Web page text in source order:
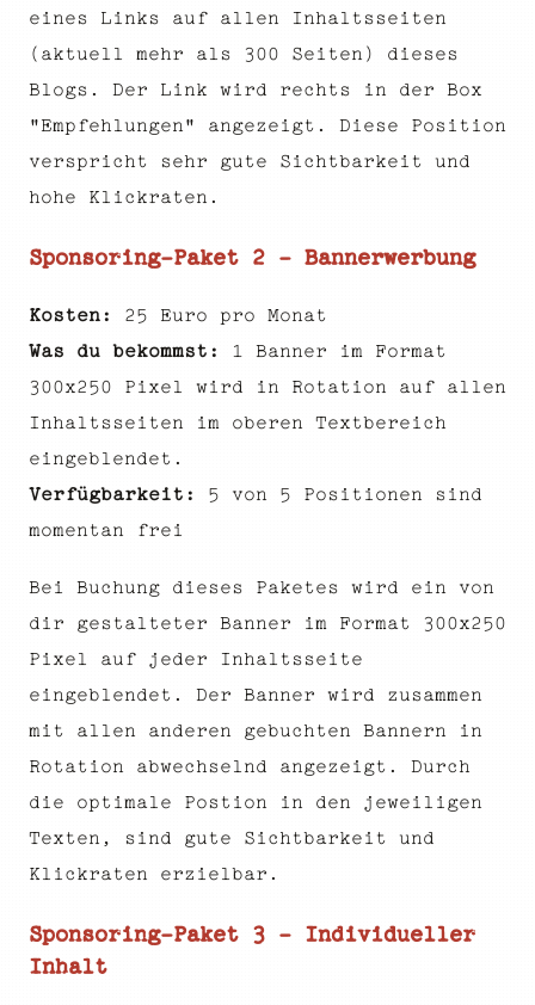
eines Links auf allen Inhaltsseiten
(aktuell mehr als 300 Seiten) dieses
Blogs. Der Link wird rechts in der Box
"Empfehlungen" angezeigt. Diese Position
verspricht sehr gute Sichtbarkeit und
hohe Klickraten.
Sponsoring-Paket 2 - Bannerwerbung
Kosten: 25 Euro pro Monat
Was du bekommst: 1 Banner im Format
300x250 Pixel wird in Rotation auf allen
Inhaltsseiten im oberen Textbereich
eingeblendet.
Verfügbarkeit: 5 von 5 Positionen sind
momentan frei
Bei Buchung dieses Paketes wird ein von
dir gestalteter Banner im Format 300x250
Pixel auf jeder Inhaltsseite
eingeblendet. Der Banner wird zusammen
mit allen anderen gebuchten Bannern in
Rotation abwechselnd angezeigt. Durch
die optimale Postion in den jeweiligen
Texten, sind gute Sichtbarkeit und
Klickraten erzielbar.
Sponsoring-Paket 3 - Individueller
Inhalt